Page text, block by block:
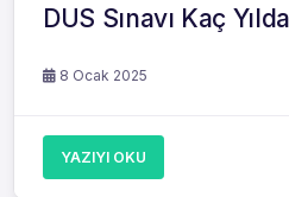
DUS Sınavı Kaç
8 Ocak 2025
YAZIYI OKU